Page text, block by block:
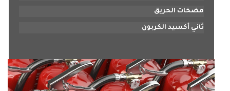
مضخات الحريق
ثاني أكسيد الكربون